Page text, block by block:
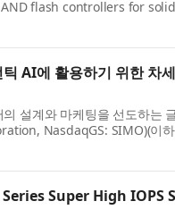
flash controllers for
its latest storage
AI에 활용하기 위한 차
설계와 마케팅을 선도하는
NasdaqGS: SIMO)(이
of Memory and
Super High IOPS